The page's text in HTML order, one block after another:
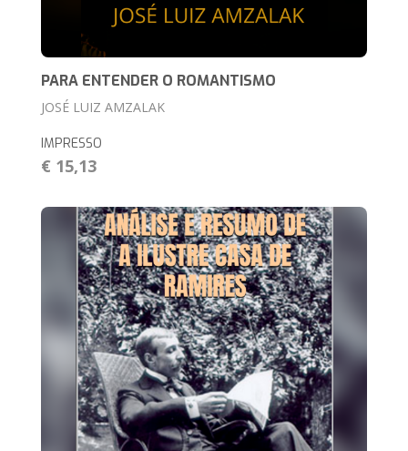
PARA ENTENDER O ROMANTISMO
JOSÉ LUIZ AMZALAK
IMPRESSO
€ 15,13